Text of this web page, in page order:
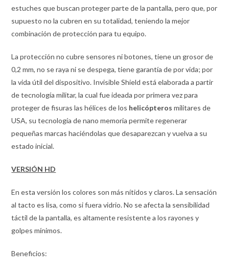
estuches que buscan proteger parte de la pantalla, pero que, por
supuesto no la cubren en su totalidad, teniendo la mejor
combinación de protección para tu equipo.
La protección no cubre sensores ni botones, tiene un grosor de
0,2 mm, no se raya ni se despega, tiene garantía de por vida; por
la vida útil del dispositivo. Invisible Shield está elaborada a partir
de tecnología militar, la cual fue ideada por primera vez para
proteger de fisuras las hélices de los helicópteros militares de
USA, su tecnología de nano memoria permite regenerar
pequeñas marcas haciéndolas que desaparezcan y vuelva a su
estado inicial.
VERSIÓN HD
En esta versión los colores son más nítidos y claros. La sensación
al tacto es lisa, como si fuera vidrio. No se afecta la sensibilidad
táctil de la pantalla, es altamente resistente a los rayones y
golpes mínimos.
Beneficios: